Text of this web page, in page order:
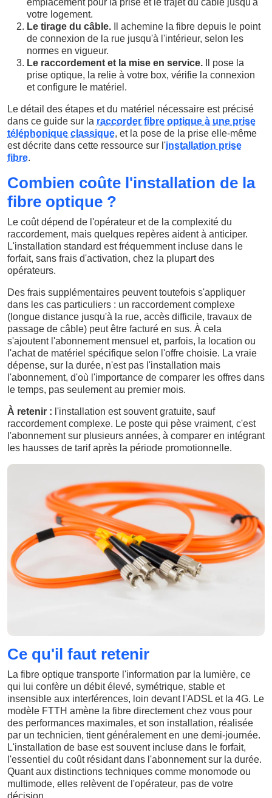
emplacement pour la prise et le trajet du câble jusqu'à
votre logement.
Le tirage du câble. Il achemine la fibre depuis le point
de connexion de la rue jusqu'à l'intérieur, selon les
normes en vigueur.
Le raccordement et la mise en service. Il pose la
prise optique, la relie à votre box, vérifie la connexion
et configure le matériel.
Le détail des étapes et du matériel nécessaire est précisé
dans ce guide sur la raccorder fibre optique à une prise
téléphonique classique, et la pose de la prise elle-même
est décrite dans cette ressource sur l'installation prise
fibre.
Combien coûte l'installation de la
fibre optique ?
Le coût dépend de l'opérateur et de la complexité du
raccordement, mais quelques repères aident à anticiper.
L'installation standard est fréquemment incluse dans le
forfait, sans frais d'activation, chez la plupart des
opérateurs.
Des frais supplémentaires peuvent toutefois s'appliquer
dans les cas particuliers : un raccordement complexe
(longue distance jusqu'à la rue, accès difficile, travaux de
passage de câble) peut être facturé en sus. À cela
s'ajoutent l'abonnement mensuel et, parfois, la location ou
l'achat de matériel spécifique selon l'offre choisie. La vraie
dépense, sur la durée, n'est pas l'installation mais
l'abonnement, d'où l'importance de comparer les offres dans
le temps, pas seulement au premier mois.
À retenir : l'installation est souvent gratuite, sauf
raccordement complexe. Le poste qui pèse vraiment, c'est
l'abonnement sur plusieurs années, à comparer en intégrant
les hausses de tarif après la période promotionnelle.
Ce qu'il faut retenir
La fibre optique transporte l'information par la lumière, ce
qui lui confère un débit élevé, symétrique, stable et
insensible aux interférences, loin devant l'ADSL et la 4G. Le
modèle FTTH amène la fibre directement chez vous pour
des performances maximales, et son installation, réalisée
par un technicien, tient généralement en une demi-journée.
L'installation de base est souvent incluse dans le forfait,
l'essentiel du coût résidant dans l'abonnement sur la durée.
Quant aux distinctions techniques comme monomode ou
multimode, elles relèvent de l'opérateur, pas de votre
décision.